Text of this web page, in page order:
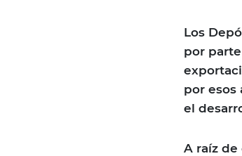
Los
por
por esos
el
A raíz de